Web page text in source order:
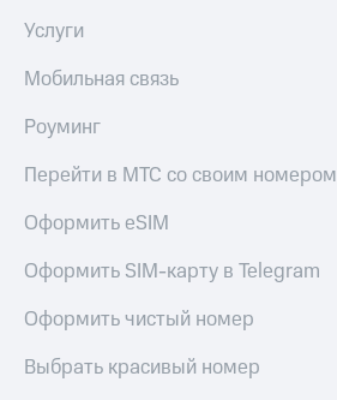
Услуги
Мобильная связь
Роуминг
Перейти в МТС со своим номером
Оформить eSIM
Оформить SIM-карту в Telegram
Оформить чистый номер
Выбрать красивый номер